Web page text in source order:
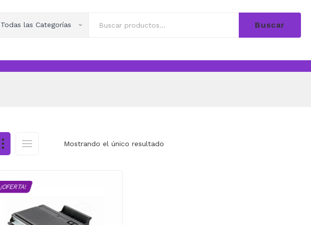
Todas las Categorías Buscar
Mostrando el único resultado
¡OFERTA!